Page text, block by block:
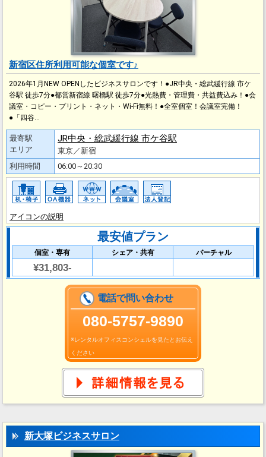
新宿区住所利用可能な個室です♪
2026年1月NEW OPENしたビジネスサロンです！●JR中央・総武緩⾏線 市ケ
⾕駅 徒歩7分●都営新宿線 曙橋駅 徒歩7分●光熱費・管理費・共益費込み！●会
議室・コピー・プリント・ネット・Wi-Fi無料！●全室個室！会議室完備！
●「四谷…
最寄駅
エリア
JR中央・総武緩⾏線 市ケ⾕駅
東京／新宿
利用時間
06:00～20:30
アイコンの説明
最安値プラン
個室・専有 シェア・共有 バーチャル
¥31,803-
電話で問い合わせ
080-5757-9890
※レンタルオフィスコンシェルを見たとお伝え
ください
新大塚ビジネスサロン